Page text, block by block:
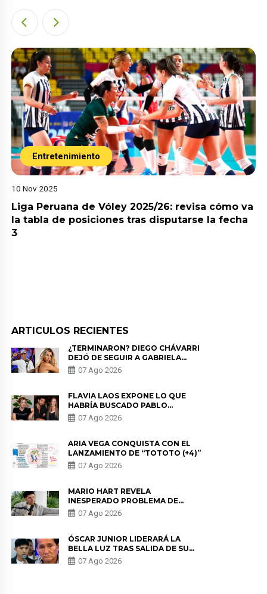
Entretenimiento
10 Nov 2025
Liga Peruana de Vóley 2025/26: revisa cómo va
la tabla de posiciones tras disputarse la fecha
3
ARTICULOS RECIENTES
¿TERMINARON? DIEGO CHÁVARRI
DEJÓ DE SEGUIR A GABRIELA
HERRERA Y ANUNCIA SU SALIDA
DE PÓDCAST
07 Ago 2026
FLAVIA LAOS EXPONE LO QUE
HABRÍA BUSCADO PABLO
HEREDIA CON ALE FULLER: “UNA
DE LAS PARTES QUERÍA EL
07 Ago 2026
ARIA VEGA CONQUISTA CON EL
LANZAMIENTO DE “TOTOTO (+4)”
07 Ago 2026
MARIO HART REVELA
INESPERADO PROBLEMA DE
SALUD ANTES DE SEPARARSE DE
KORINA: “ME ENCONTRARON UN
07 Ago 2026
ÓSCAR JUNIOR LIDERARÁ LA
BELLA LUZ TRAS SALIDA DE SU
PADRE POR POLÉMICA CON
NALDY SALDAÑA
07 Ago 2026